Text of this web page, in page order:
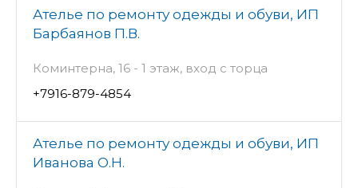
Ателье по ремонту одежды и обуви, ИП
Барбаянов П.В.
Коминтерна, 16 - 1 этаж, вход с торца
+7916-879-4854
Ателье по ремонту одежды и обуви, ИП
Иванова О.Н.